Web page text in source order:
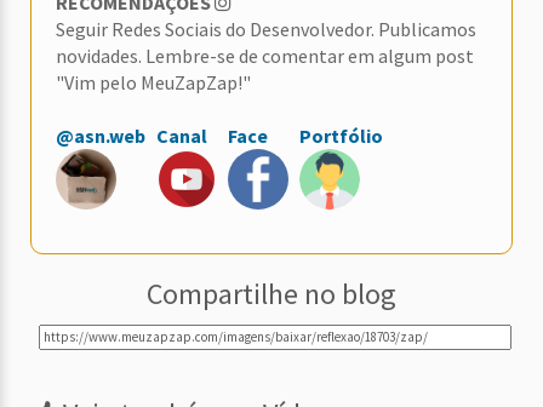
Seguir Redes Sociais do Desenvolvedor. Publicamos
novidades. Lembre-se de comentar em algum post
"Vim pelo MeuZapZap!"
@asn.web Canal Face Portfólio
Compartilhe no blog